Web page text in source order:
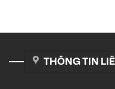
THÔNG TIN